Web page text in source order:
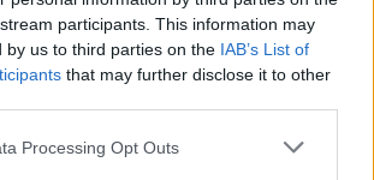
participants. This information may
by us to third parties on the IAB’s List of
that may further disclose it to other
Processing Opt Outs
Τελευταία τροποποίηση στις8 Ιουλίου 2026, 09:30